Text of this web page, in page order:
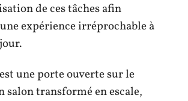
de ces tâches afin
expérience irréprochable à
une porte ouverte sur le
salon transformé en escale,